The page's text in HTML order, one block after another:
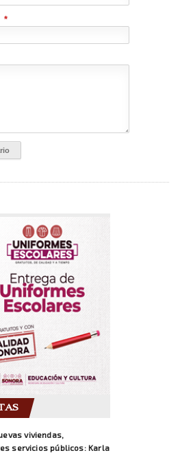
*
viviendas,
servicios públicos: Karla